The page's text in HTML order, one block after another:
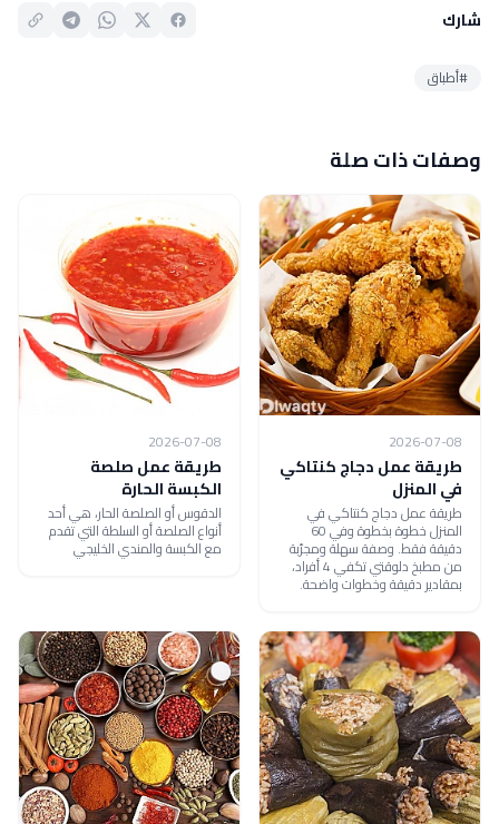
شارك
#أطباق
وصفات ذات صلة
2026-07-08
طريقة عمل دجاج كنتاكي
في المنزل
طريقة عمل دجاج كنتاكي في
المنزل خطوة بخطوة وفي 60
دقيقة فقط. وصفة سهلة ومجرّبة
من مطبخ دلوقتي تكفي 4 أفراد،
بمقادير دقيقة وخطوات واضحة.
2026-07-08
طريقة عمل صلصة
الكبسة الحارة
الدقوس أو الصلصة الحار، هي أحد
أنواع الصلصة أو السلطة التي تقدم
مع الكبسة والمندي الخليجي